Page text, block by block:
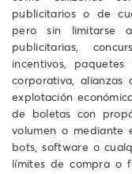
publicitarios o de
pero sin limitarse
publicitarias,
incentivos,
corporativa,
explotación
de boletas con
volumen o mediante
bots, software o
límites de compra o